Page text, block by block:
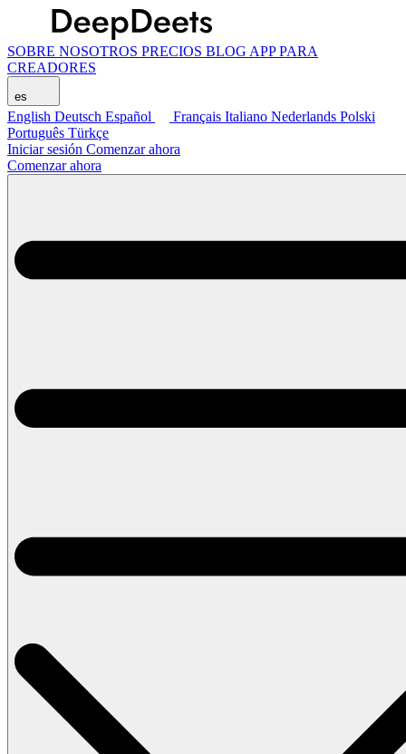
SOBRE NOSOTROS PRECIOS BLOG APP PARA
CREADORES
es
English Deutsch Español Français Italiano Nederlands Polski
Português Türkçe
Iniciar sesión Comenzar ahora
Comenzar ahora